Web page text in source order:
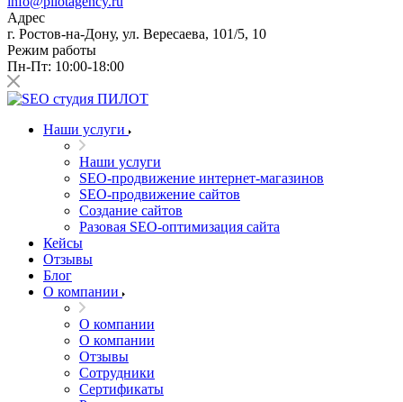
Адрес
г. Ростов-на-Дону, ул. Вересаева, 101/5, 10
Режим работы
Пн-Пт: 10:00-18:00
Наши услуги
Наши услуги
SEO-продвижение интернет-магазинов
SEO-продвижение сайтов
Создание сайтов
Разовая SEO-оптимизация сайта
Кейсы
Отзывы
Блог
О компании
О компании
О компании
Отзывы
Сотрудники
Сертификаты